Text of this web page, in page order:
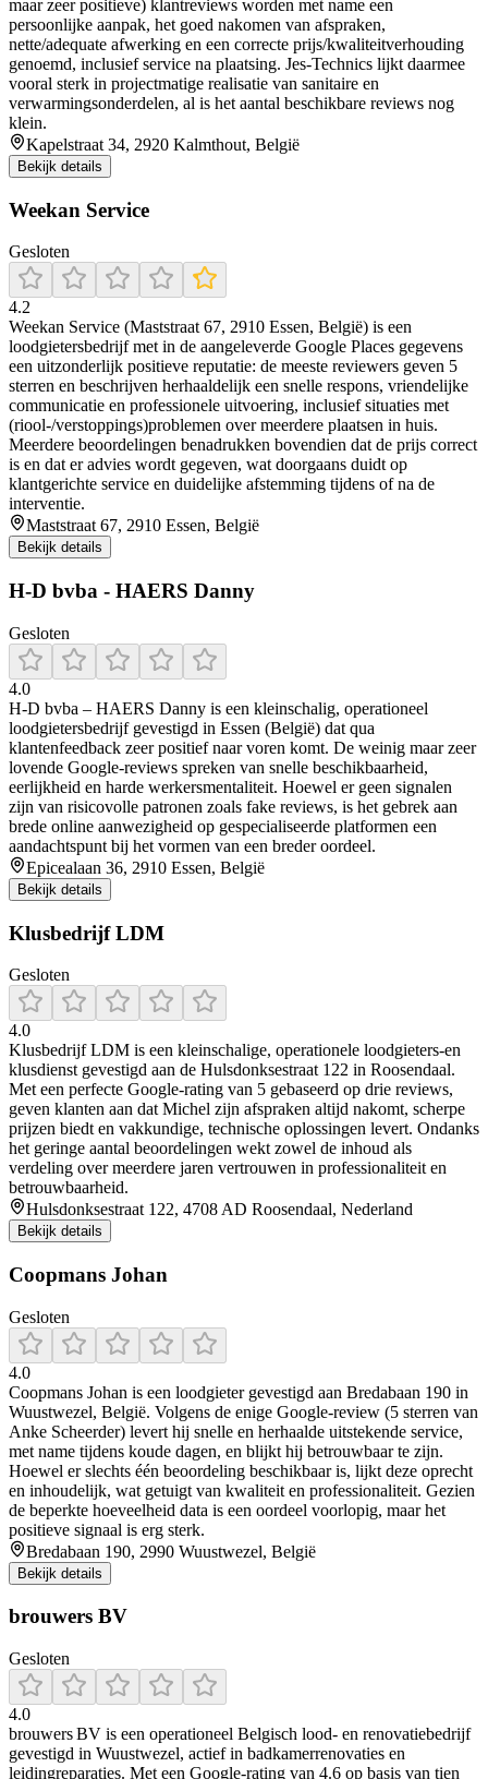
maar zeer positieve) klantreviews worden met name een
persoonlijke aanpak, het goed nakomen van afspraken,
nette/adequate afwerking en een correcte prijs/kwaliteitverhouding
genoemd, inclusief service na plaatsing. Jes-Technics lijkt daarmee
vooral sterk in projectmatige realisatie van sanitaire en
verwarmingsonderdelen, al is het aantal beschikbare reviews nog
klein.
Kapelstraat 34, 2920 Kalmthout, België
Bekijk details
Weekan Service
Gesloten
4.2
Weekan Service (Maststraat 67, 2910 Essen, België) is een
loodgietersbedrijf met in de aangeleverde Google Places gegevens
een uitzonderlijk positieve reputatie: de meeste reviewers geven 5
sterren en beschrijven herhaaldelijk een snelle respons, vriendelijke
communicatie en professionele uitvoering, inclusief situaties met
(riool-/verstoppings)problemen over meerdere plaatsen in huis.
Meerdere beoordelingen benadrukken bovendien dat de prijs correct
is en dat er advies wordt gegeven, wat doorgaans duidt op
klantgerichte service en duidelijke afstemming tijdens of na de
interventie.
Maststraat 67, 2910 Essen, België
Bekijk details
H-D bvba - HAERS Danny
Gesloten
4.0
H‑D bvba – HAERS Danny is een kleinschalig, operationeel
loodgietersbedrijf gevestigd in Essen (België) dat qua
klantenfeedback zeer positief naar voren komt. De weinig maar zeer
lovende Google‑reviews spreken van snelle beschikbaarheid,
eerlijkheid en harde werkersmentaliteit. Hoewel er geen signalen
zijn van risicovolle patronen zoals fake reviews, is het gebrek aan
brede online aanwezigheid op gespecialiseerde platformen een
aandachtspunt bij het vormen van een breder oordeel.
Epicealaan 36, 2910 Essen, België
Bekijk details
Klusbedrijf LDM
Gesloten
4.0
Klusbedrijf LDM is een kleinschalige, operationele loodgieters‑en
klusdienst gevestigd aan de Hulsdonksestraat 122 in Roosendaal.
Met een perfecte Google‑rating van 5 gebaseerd op drie reviews,
geven klanten aan dat Michel zijn afspraken altijd nakomt, scherpe
prijzen biedt en vakkundige, technische oplossingen levert. Ondanks
het geringe aantal beoordelingen wekt zowel de inhoud als
verdeling over meerdere jaren vertrouwen in professionaliteit en
betrouwbaarheid.
Hulsdonksestraat 122, 4708 AD Roosendaal, Nederland
Bekijk details
Coopmans Johan
Gesloten
4.0
Coopmans Johan is een loodgieter gevestigd aan Bredabaan 190 in
Wuustwezel, België. Volgens de enige Google‑review (5 sterren van
Anke Scheerder) levert hij snelle en herhaalde uitstekende service,
met name tijdens koude dagen, en blijkt hij betrouwbaar te zijn.
Hoewel er slechts één beoordeling beschikbaar is, lijkt deze oprecht
en inhoudelijk, wat getuigt van kwaliteit en professionaliteit. Gezien
de beperkte hoeveelheid data is een oordeel voorlopig, maar het
positieve signaal is erg sterk.
Bredabaan 190, 2990 Wuustwezel, België
Bekijk details
brouwers BV
Gesloten
4.0
brouwers BV is een operationeel Belgisch lood‑ en renovatiebedrijf
gevestigd in Wuustwezel, actief in badkamerrenovaties en
leidingreparaties. Met een Google-rating van 4.6 op basis van tien